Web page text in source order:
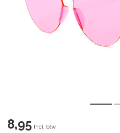
8,95 Incl. btw